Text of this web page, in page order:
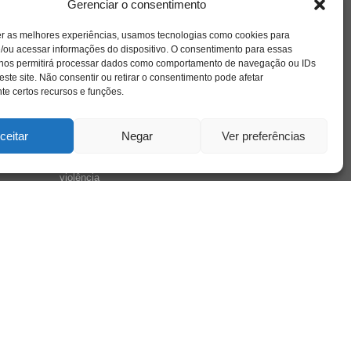
Gerenciar o consentimento
as melhores experiências, usamos tecnologias como cookies para
ou acessar informações do dispositivo. O consentimento para essas
permitirá processar dados como comportamento de navegação ou IDs
site. Não consentir ou retirar o consentimento pode afetar
certos recursos e funções.
Negar Ver preferências
educação entrevista escola família
loucura luto maternidade morte mulher
pandemia psicanálise
psicologia
saúde
sexualidade sociedade SUS
tecnologia
violência